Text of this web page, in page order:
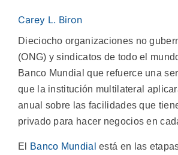
Carey L. Biron
Dieciocho organizaciones no
(ONG) y sindicatos de todo el
Banco Mundial que refuerce una
que la institución multilateral
anual sobre las facilidades que
privado para hacer negocios en
El Banco Mundial está en las